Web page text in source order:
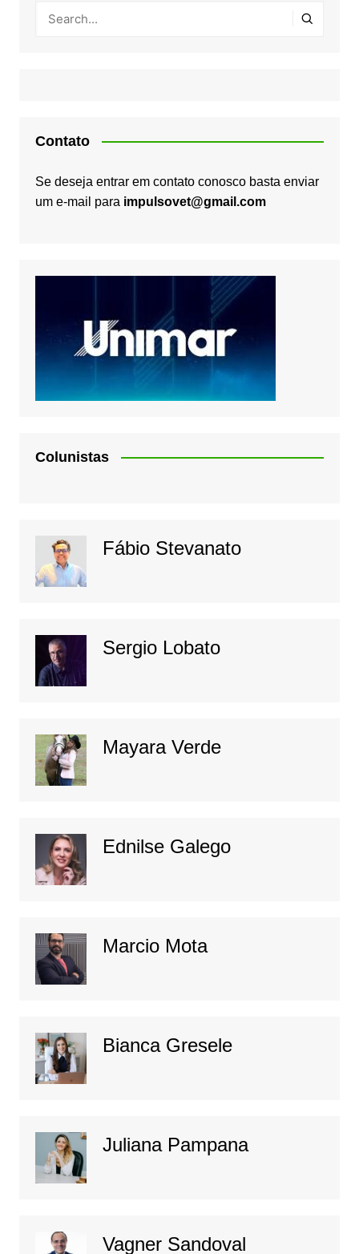
Contato
Se deseja entrar em contato conosco basta enviar
um e-mail para impulsovet@gmail.com
Colunistas
Fábio Stevanato
Sergio Lobato
Mayara Verde
Ednilse Galego
Marcio Mota
Bianca Gresele
Juliana Pampana
Vagner Sandoval